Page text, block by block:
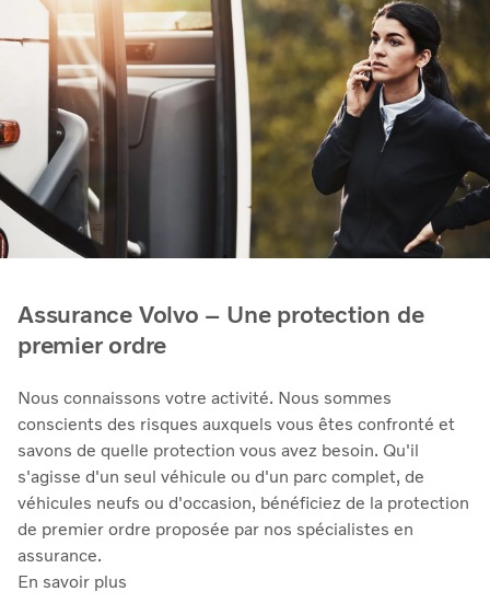
Assurance Volvo – Une protection de
premier ordre
Nous connaissons votre activité. Nous sommes
conscients des risques auxquels vous êtes confronté et
savons de quelle protection vous avez besoin. Qu'il
s'agisse d'un seul véhicule ou d'un parc complet, de
véhicules neufs ou d'occasion, bénéficiez de la protection
de premier ordre proposée par nos spécialistes en
assurance.
En savoir plus